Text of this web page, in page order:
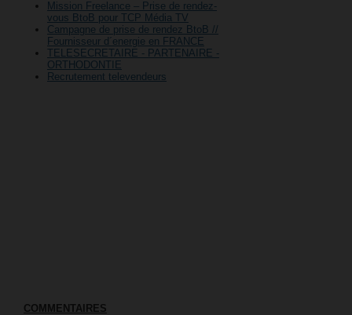
Mission Freelance – Prise de rendez-
vous BtoB pour TCP Média TV
Campagne de prise de rendez BtoB //
Fournisseur d´energie en FRANCE
TELESECRETAIRE - PARTENAIRE -
ORTHODONTIE
Recrutement televendeurs
COMMENTAIRES